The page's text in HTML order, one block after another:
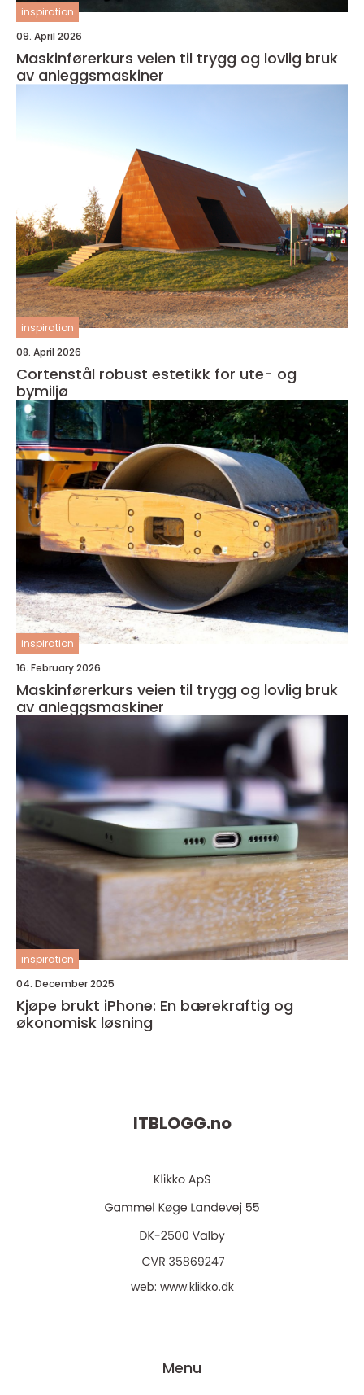
inspiration
09. April 2026
Maskinførerkurs veien til trygg og lovlig bruk
av anleggsmaskiner
inspiration
08. April 2026
Cortenstål robust estetikk for ute- og
bymiljø
inspiration
16. February 2026
Maskinførerkurs veien til trygg og lovlig bruk
av anleggsmaskiner
inspiration
04. December 2025
Kjøpe brukt iPhone: En bærekraftig og
økonomisk løsning
ITBLOGG.no
web: www.klikko.dk
Menu